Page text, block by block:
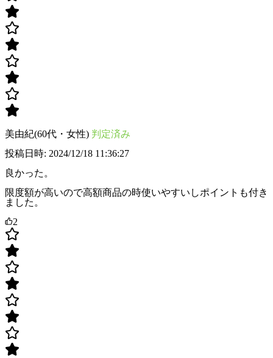
美由紀(60代・女性) 判定済み
投稿日時: 2024/12/18 11:36:27
良かった。
限度額が高いので高額商品の時使いやすいしポイントも付き
ました。
2